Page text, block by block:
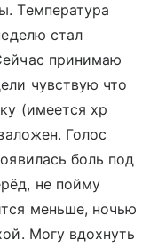
Температура
стал
принимаю
чувствую что
(имеется хр
Голос
боль под
не пойму
меньше, ночью
Могу вдохнуть